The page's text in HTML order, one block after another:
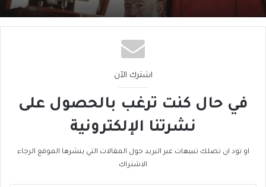
اشترك الآن
في حال كنت ترغب بالحصول على
نشرتنا الإلكترونية
او تود ان تصلك تنبيهات عبر البريد حول المقالات التي ينشرها الموقع الرجاء
الاشتراك